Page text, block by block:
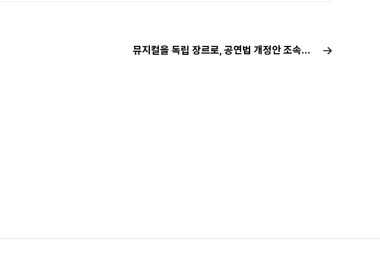
뮤지컬을 독립 장르로, 공연법 개정안 조속한 ‘국회 통과’ 촉구···뮤지컬 관련 단체들 공동성명서 발표